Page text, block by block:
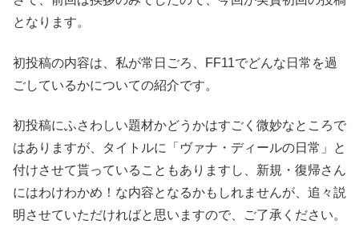
となります。
初投稿の内容は、私が常日ごろ、FF11でどんな日常を過
ごしているかについての紹介です。
初投稿にふさわしい題材かどうかはすごく微妙なところで
はありますが、タイトルに「ヴァナ・ディールの日常」と
付けさせて貰っていることもありますし、新規・復帰さん
にはわけわかめ！な内容となるかもしれませんが、追々説
明させていただければと思いますので、ご了承ください。